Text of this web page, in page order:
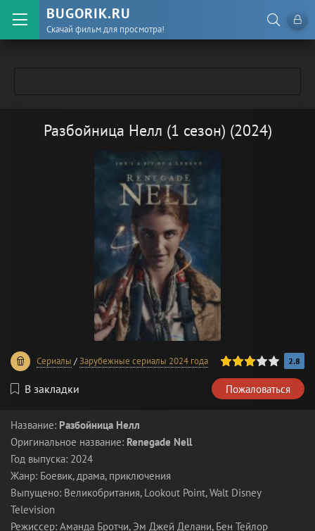
BUGORIK.RU
Скачай фильм для просмотра!
Разбойница Нелл (1 сезон) (2024)
Сериалы /Зарубежные сериалы 2024 года
60 1 2 3 4 5 2.8
В закладки Пожаловаться
Название: Разбойница Нелл
Оригинальное название: Renegade Nell
Год выпуска: 2024
Жанр: Боевик, драма, приключения
Выпущено: Великобритания, Lookout Point, Walt Disney
Television
Режиссер: Аманда Бротчи, Эм Джей Делани, Бен Тейлор